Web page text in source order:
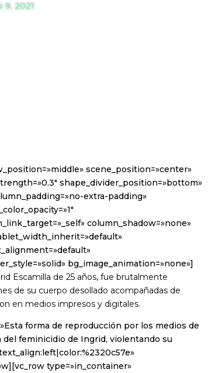
9, 2021
scene_position=»center»
shape_divider_position=»bottom»
extra-padding»
column_shadow=»none»
bg_image_animation=»none»]
Escamilla de 25 años, fue brutalmente
de su cuerpo desollado acompañadas de
en medios impresos y digitales.
forma de reproducción por los medios de
feminicidio de Ingrid, violentando su
type=»in_container»